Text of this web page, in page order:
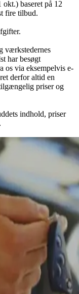
baseret på 12
fire tilbud.
værkstedernes
har besøgt
os via eksempelvis e-
derfor altid en
priser og
indhold, priser